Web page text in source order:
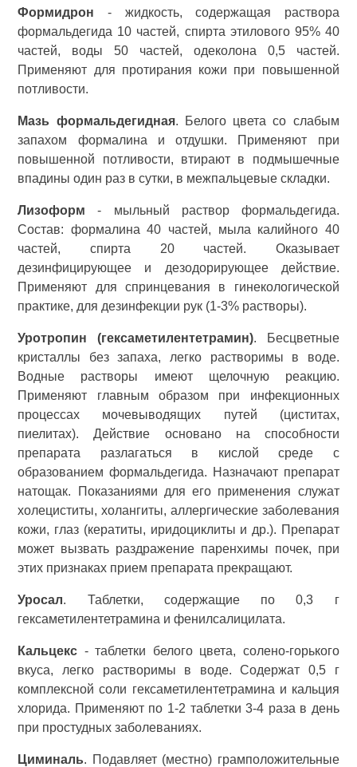
Формидрон - жидкость, содержащая раствора
формальдегида 10 частей, спирта этилового 95% 40
частей, воды 50 частей, одеколона 0,5 частей.
Применяют для протирания кожи при повышенной
потливости.
Мазь формальдегидная. Белого цвета со слабым
запахом формалина и отдушки. Применяют при
повышенной потливости, втирают в подмышечные
впадины один раз в сутки, в межпальцевые складки.
Лизоформ - мыльный раствор формальдегида.
Состав: формалина 40 частей, мыла калийного 40
частей, спирта 20 частей. Оказывает
дезинфицирующее и дезодорирующее действие.
Применяют для спринцевания в гинекологической
практике, для дезинфекции рук (1-3% растворы).
Уротропин (гексаметилентетрамин). Бесцветные
кристаллы без запаха, легко растворимы в воде.
Водные растворы имеют щелочную реакцию.
Применяют главным образом при инфекционных
процессах мочевыводящих путей (циститах,
пиелитах). Действие основано на способности
препарата разлагаться в кислой среде с
образованием формальдегида. Назначают препарат
натощак. Показаниями для его применения служат
холециститы, холангиты, аллергические заболевания
кожи, глаз (кератиты, иридоциклиты и др.). Препарат
может вызвать раздражение паренхимы почек, при
этих признаках прием препарата прекращают.
Уросал. Таблетки, содержащие по 0,3 г
гексаметилентетрамина и фенилсалицилата.
Кальцекс - таблетки белого цвета, солено-горького
вкуса, легко растворимы в воде. Содержат 0,5 г
комплексной соли гексаметилентетрамина и кальция
хлорида. Применяют по 1-2 таблетки 3-4 раза в день
при простудных заболеваниях.
Циминаль. Подавляет (местно) грамположительные